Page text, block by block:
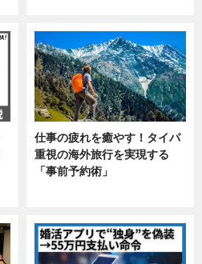
仕事の疲れを癒やす！タイパ
重視の海外旅行を実現する
「事前予約術」